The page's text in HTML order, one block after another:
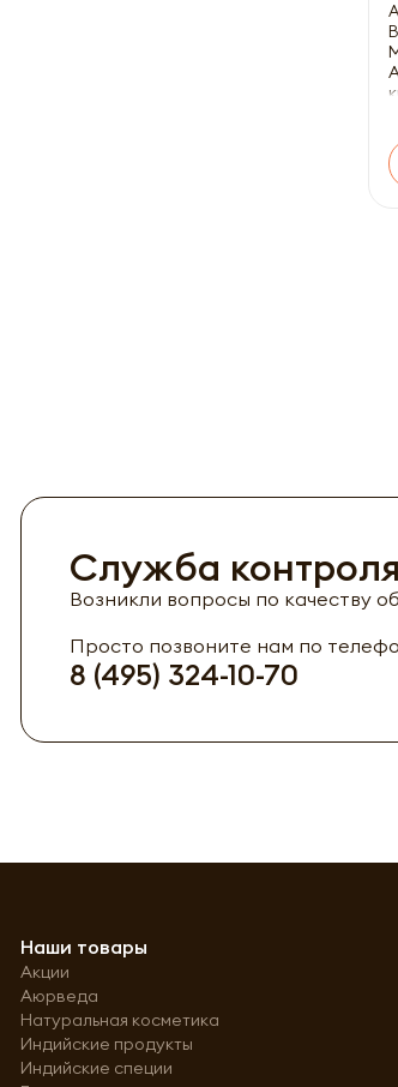
Служба
Возникли вопросы по качеству
Просто позвоните нам по
8 (495) 324-10-70
Наши товары
Акции
Аюрведа
Натуральная косметика
Индийские продукты
Индийские специи